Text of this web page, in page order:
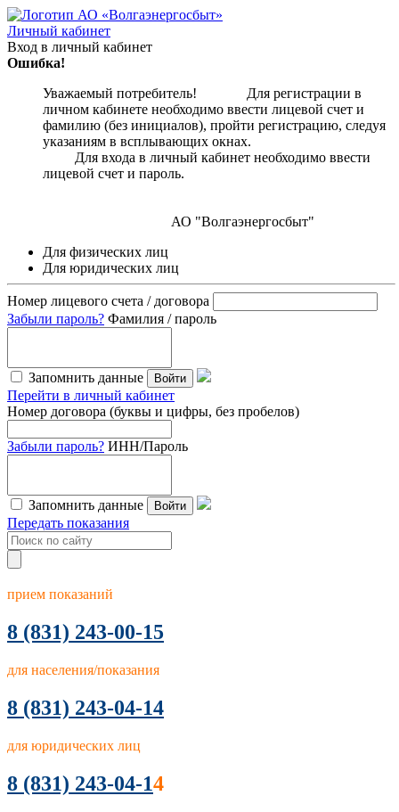
Личный кабинет
Вход в личный кабинет
Ошибка!
Уважаемый потребитель! Для регистрации в
личном кабинете необходимо ввести лицевой счет и
фамилию (без инициалов), пройти регистрацию, следуя
указаниям в всплывающих окнах.
Для входа в личный кабинет необходимо ввести
лицевой счет и пароль.
АО "Волгаэнергосбыт"
Для физических лиц
Для юридических лиц
Номер лицевого счета / договора
Забыли пароль? Фамилия / пароль
Запомнить данные Войти
Перейти в личный кабинет
Номер договора (буквы и цифры, без пробелов)
Забыли пароль? ИНН/Пароль
Запомнить данные Войти
Передать показания
прием показаний
8 (831) 243-00-15
для населения/показания
8 (831) 243-04-14
для юридических лиц
8 (831) 243-04-14